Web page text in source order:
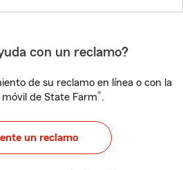
con un reclamo?
de su reclamo en línea o con la
de State Farm®.
un reclamo